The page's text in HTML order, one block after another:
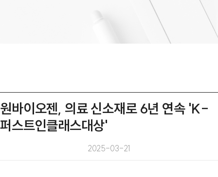
원바이오젠, 의료 신소재로 6년 연속 'K-
퍼스트인클래스대상'
2025-03-21